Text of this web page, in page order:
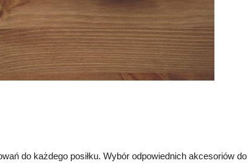
do każdego posiłku. Wybór odpowiednich akcesoriów do